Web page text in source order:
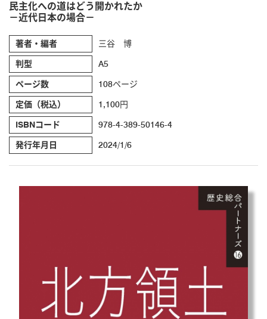
民主化への道はどう開かれたか
－近代日本の場合－
著者・編者 三谷 博
判型 A5
ページ数 108ページ
定価（税込） 1,100円
ISBNコード 978-4-389-50146-4
発行年月日 2024/1/6